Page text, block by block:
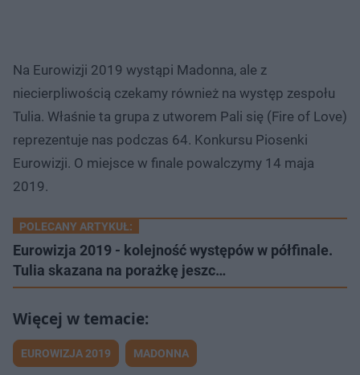
Na Eurowizji 2019 wystąpi Madonna, ale z
niecierpliwością czekamy również na występ zespołu
Tulia. Właśnie ta grupa z utworem Pali się (Fire of Love)
reprezentuje nas podczas 64. Konkursu Piosenki
Eurowizji. O miejsce w finale powalczymy 14 maja
2019.
POLECANY ARTYKUŁ:
Eurowizja 2019 - kolejność występów w półfinale.
Tulia skazana na porażkę jeszc…
EUROWIZJA 2019 MADONNA